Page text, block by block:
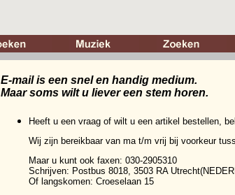
E-mail is een snel en handig medium.
Maar soms wilt u liever een stem horen.
Heeft u een vraag of wilt u een artikel bestellen,
Wij zijn bereikbaar van ma t/m vrij bij voorkeur
Maar u kunt ook faxen: 030-2905310
Schrijven: Postbus 8018, 3503 RA
Of langskomen: Croeselaan 15